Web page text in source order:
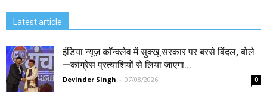
Latest article
इंडिया न्यूज़ कॉन्क्लेव में सुक्खू सरकार पर बरसे बिंदल, बोले
—कांग्रेस प्रत्याशियों से लिया जाएगा...
Devinder Singh - 07/08/2026 0